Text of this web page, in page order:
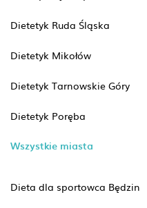
Dietetyk Ruda Śląska
Dietetyk Mikołów
Dietetyk Tarnowskie Góry
Dietetyk Poręba
Wszystkie miasta
Dieta dla sportowca Będzin